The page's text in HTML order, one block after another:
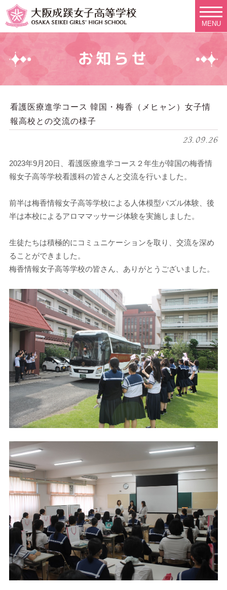
MENU
お知らせ
看護医療進学コース 韓国・梅香（メヒャン）女子情
報高校との交流の様子
23.09.26
2023年9月20日、看護医療進学コース２年生が韓国の梅香情
報女子高等学校看護科の皆さんと交流を行いました。
前半は梅香情報女子高等学校による人体模型パズル体験、後
半は本校によるアロママッサージ体験を実施しました。
生徒たちは積極的にコミュニケーションを取り、交流を深め
ることができました。
梅香情報女子高等学校の皆さん、ありがとうございました。